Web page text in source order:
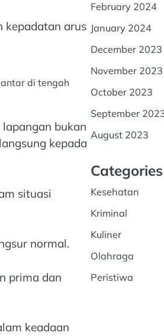
kepadatan arus
di tengah
bukan
kepada
situasi
normal.
prima dan
keadaan
February 2024
January 2024
December 2023
November 2023
October 2023
September
August 2023
Categories
Kesehatan
Kriminal
Kuliner
Olahraga
Peristiwa